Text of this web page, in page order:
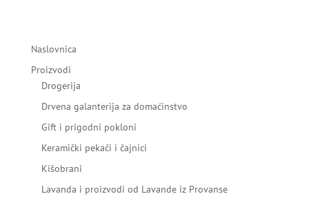
Naslovnica
Proizvodi
Drogerija
Drvena galanterija za domaćinstvo
Gift i prigodni pokloni
Keramički pekači i čajnici
Kišobrani
Lavanda i proizvodi od Lavande iz Provanse